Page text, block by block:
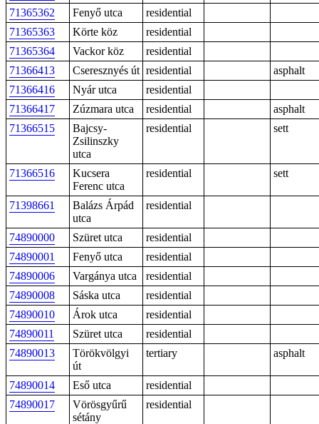
71365362
Fenyő utca
residential
71365363
Körte köz
residential
71365364
Vackor köz
residential
71366413
Cseresznyés út residential
asphalt
71366416
Nyár utca
residential
71366417
Zúzmara utca residential
asphalt
71366515
Bajcsy-
Zsilinszky
utca
residential sett
71366516
Kucsera
Ferenc utca
residential sett
71398661
Balázs Árpád
utca
residential
74890000 Szüret utca
residential
74890001
Fenyő utca
residential
74890006
Vargánya utca
residential
74890008
Sáska utca
residential
74890010
Árok utca
residential
74890011
Szüret utca
residential
74890013
Törökvölgyi
út
tertiary asphalt
74890014 Eső utca
residential
74890017
Vörösgyűrű
sétány
residential